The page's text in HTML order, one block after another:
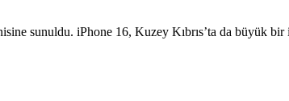
sunuldu. iPhone 16, Kuzey Kıbrıs’ta da büyük